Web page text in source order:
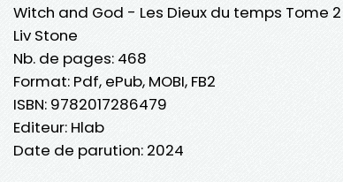
Witch and God - Les Dieux du temps Tome 2
Liv Stone
Nb. de pages: 468
Format: Pdf, ePub, MOBI, FB2
ISBN: 9782017286479
Editeur: Hlab
Date de parution: 2024